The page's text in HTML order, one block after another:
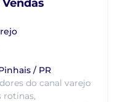
/ PR
do canal varejo
rotinas,